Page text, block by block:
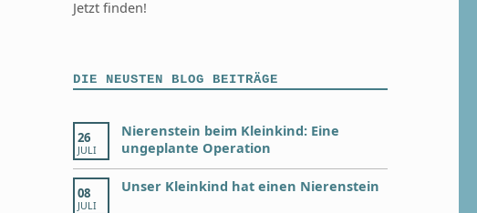
Jetzt finden!
DIE NEUSTEN BLOG BEITRÄGE
26
JULI
Nierenstein beim Kleinkind: Eine
ungeplante Operation
08
JULI
Unser Kleinkind hat einen Nierenstein